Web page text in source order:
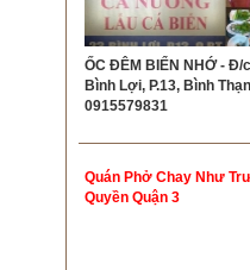
ỐC ĐÊM BIỂN NHỚ - Đ/
Bình Lợi, P.13, Bình
0915579831
Quán Phở Chay Như
Quyền Quận 3